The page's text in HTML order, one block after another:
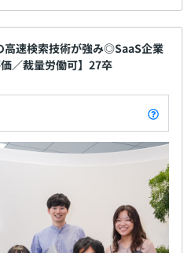
高速検索技術が強み◎SaaS企業
／裁量労働可】27卒